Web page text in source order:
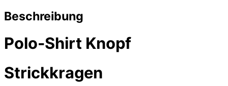
Beschreibung
Polo-Shirt Knopf
Strickkragen